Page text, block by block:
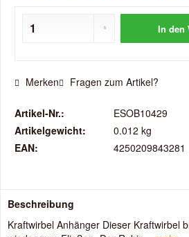
In den
Merken Fragen zum Artikel?
Artikel-Nr.:
ESOB10429
Artikelgewicht:
0.012 kg
EAN:
4250209843281
Beschreibung
Kraftwirbel Anhänger Dieser Kraftwirbel